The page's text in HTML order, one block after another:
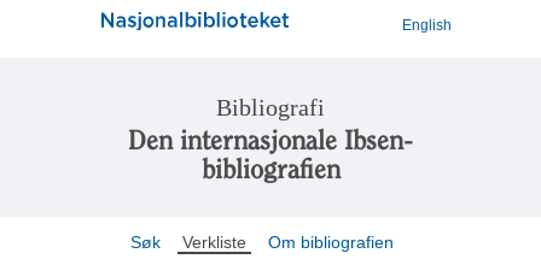
English
Bibliografi
Den internasjonale Ibsen-
bibliografien
Søk Verkliste Om bibliografien